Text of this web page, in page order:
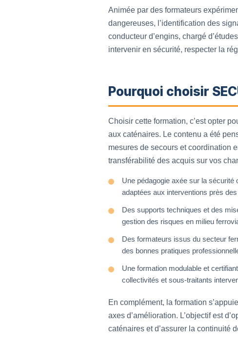
Animée par des formateurs
dangereuses, l’identification des
conducteur d’engins, chargé
intervenir en sécurité, respecter la
Pourquoi choisir
Choisir cette formation, c’est opter
aux caténaires. Le contenu a été
mesures de secours et coordination
transférabilité des acquis sur vos
Une pédagogie axée sur la sécurité
adaptées aux interventions près
Des supports techniques et des
gestion des risques en milieu
Des formateurs issus du secteur
des bonnes pratiques
Une formation modulable et
collectivités et sous-traitants
En complément, la formation
axes d’amélioration. L’objectif est
caténaires et d’assurer la continuité